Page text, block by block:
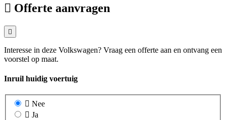
Offerte aanvragen
Interesse in deze Volkswagen? Vraag een offerte aan en ontvang een
voorstel op maat.
Inruil huidig voertuig
Nee
Ja